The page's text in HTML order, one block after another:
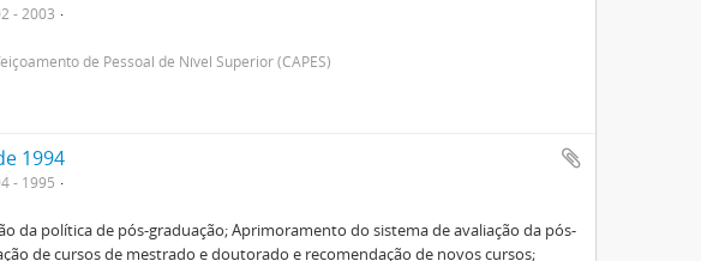
- 2003
de Pessoal de Nível Superior (CAPES)
1994
- 1995
da política de pós-graduação; Aprimoramento do sistema de avaliação da pós-
de cursos de mestrado e doutorado e recomendação de novos cursos;